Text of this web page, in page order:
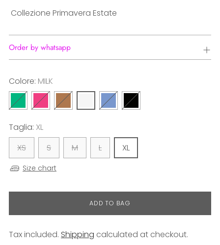
Collezione Primavera Estate
Order by whatsapp
Colore: MILK
Taglia: XL
XS
S M L XL
Size chart
ADD TO BAG
Tax included. Shipping calculated at checkout.